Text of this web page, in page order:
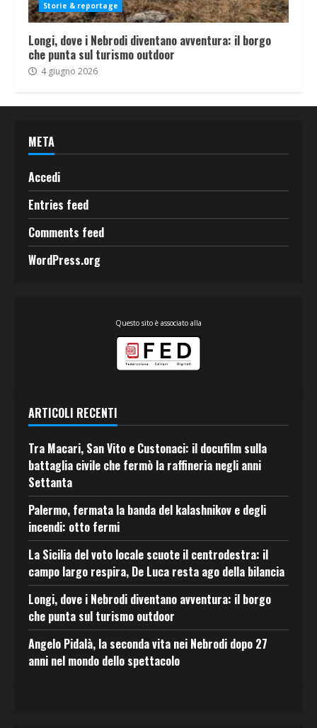
Storie & reportage
Longi, dove i Nebrodi diventano avventura: il borgo
che punta sul turismo outdoor
4 giugno 2026
META
Accedi
Entries feed
Comments feed
WordPress.org
Questo sito è associato alla
ARTICOLI RECENTI
Tra Macari, San Vito e Custonaci: il docufilm sulla
battaglia civile che fermò la raffineria negli anni
Settanta
Palermo, fermata la banda del kalashnikov e degli
incendi: otto fermi
La Sicilia del voto locale scuote il centrodestra: il
campo largo respira, De Luca resta ago della bilancia
Longi, dove i Nebrodi diventano avventura: il borgo
che punta sul turismo outdoor
Angelo Pidalà, la seconda vita nei Nebrodi dopo 27
anni nel mondo dello spettacolo